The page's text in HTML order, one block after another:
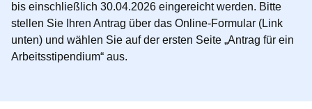
bis einschließlich 30.04.2026 eingereicht werden. Bitte
stellen Sie Ihren Antrag über das Online-Formular (Link
unten) und wählen Sie auf der ersten Seite „Antrag für ein
Arbeitsstipendium“ aus.